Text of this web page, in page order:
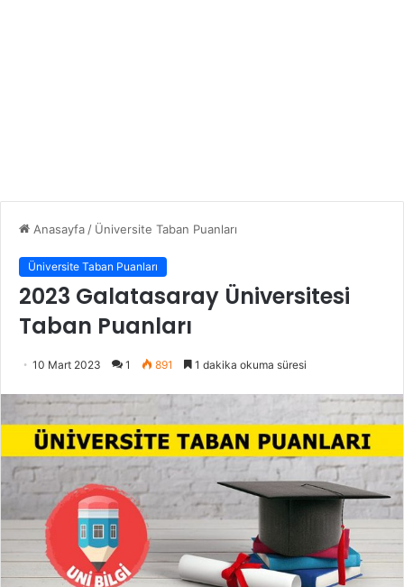
Anasayfa / Üniversite Taban Puanları
Üniversite Taban Puanları
2023 Galatasaray Üniversitesi
Taban Puanları
10 Mart 2023 1 891 1 dakika okuma süresi